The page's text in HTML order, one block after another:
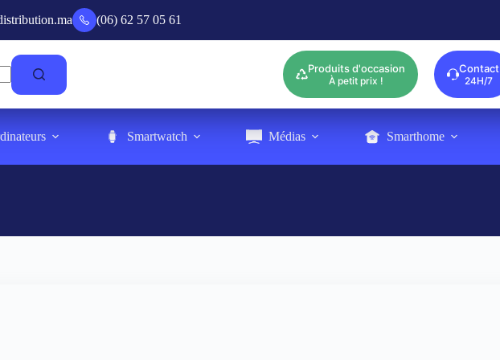
(06) 62 57 05 61
Produits d'occasion
À petit prix !
Contact
24H/7
Smartwatch Médias Smarthome